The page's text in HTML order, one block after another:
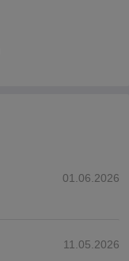
01.06.2026
11.05.2026